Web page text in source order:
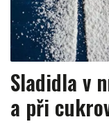
Sladidla v
a při